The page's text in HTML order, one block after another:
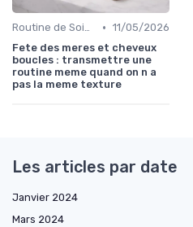
Routine de Soins pour Cheveux Bouclés • 11/05/2026
Fete des meres et cheveux
boucles : transmettre une
routine meme quand on n a
pas la meme texture
Les articles par date
Janvier 2024
Mars 2024